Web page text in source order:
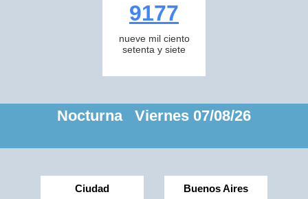
9177
nueve mil ciento
setenta y siete
Nocturna Viernes 07/08/26
Ciudad Buenos Aires